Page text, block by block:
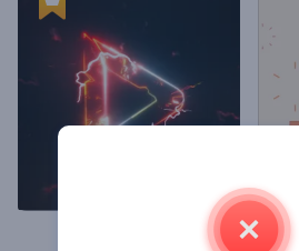
كشف الشعار بالشرز الكهربي